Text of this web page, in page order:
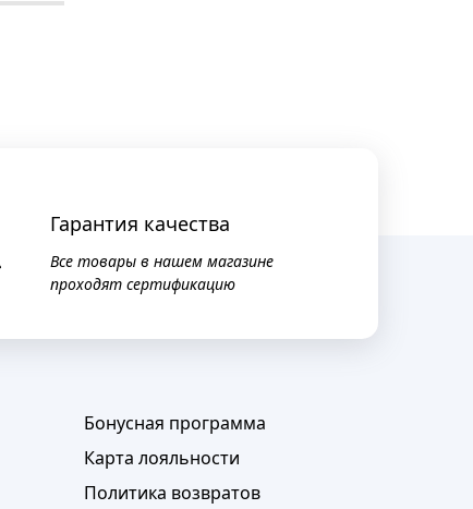
Гарантия качества
Все товары в нашем магазине
проходят сертификацию
Бонусная программа
Карта лояльности
Политика возвратов